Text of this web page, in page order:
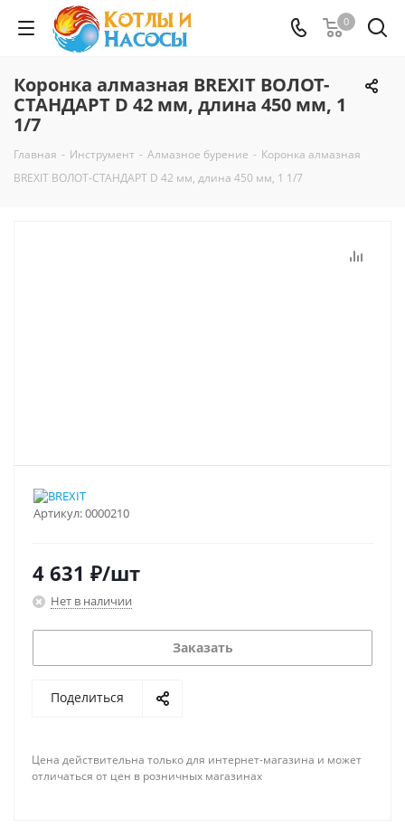
0
Коронка алмазная BREXIT ВОЛОТ-
СТАНДАРТ D 42 мм, длина 450 мм, 1
1/7
Главная - Инструмент - Алмазное бурение - Коронка алмазная
BREXIT ВОЛОТ-СТАНДАРТ D 42 мм, длина 450 мм, 1 1/7
Артикул:0000210
4 631 ₽/шт
Нет в наличии
Заказать
Поделиться
Цена действительна только для интернет-магазина и может
отличаться от цен в розничных магазинах